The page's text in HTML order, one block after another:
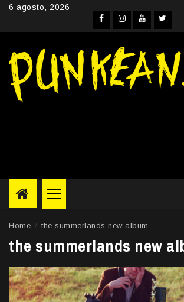
Skip6 agosto, 2026
Facebook
Primary
Menu
Home the summerlands new album
the summerlands new